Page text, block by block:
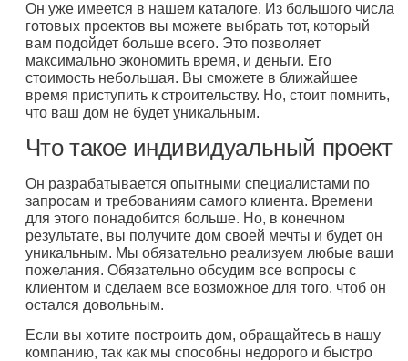
Он уже имеется в нашем каталоге. Из большого числа
готовых проектов вы можете выбрать тот, который
вам подойдет больше всего. Это позволяет
максимально экономить время, и деньги. Его
стоимость небольшая. Вы сможете в ближайшее
время приступить к строительству. Но, стоит помнить,
что ваш дом не будет уникальным.
Что такое индивидуальный проект
Он разрабатывается опытными специалистами по
запросам и требованиям самого клиента. Времени
для этого понадобится больше. Но, в конечном
результате, вы получите дом своей мечты и будет он
уникальным. Мы обязательно реализуем любые ваши
пожелания. Обязательно обсудим все вопросы с
клиентом и сделаем все возможное для того, чтоб он
остался довольным.
Если вы хотите построить дом, обращайтесь в нашу
компанию, так как мы способны недорого и быстро